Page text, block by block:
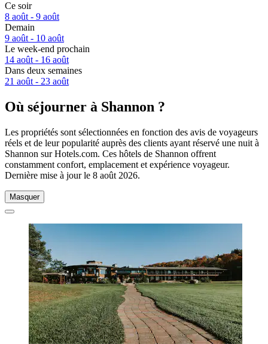
Ce soir
8 août - 9 août
Demain
9 août - 10 août
Le week-end prochain
14 août - 16 août
Dans deux semaines
21 août - 23 août
Où séjourner à Shannon ?
Les propriétés sont sélectionnées en fonction des avis de voyageurs
réels et de leur popularité auprès des clients ayant réservé une nuit à
Shannon sur Hotels.com. Ces hôtels de Shannon offrent
constamment confort, emplacement et expérience voyageur.
Dernière mise à jour le 8 août 2026.
Masquer